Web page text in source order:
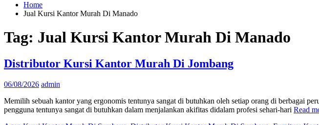
Home
Jual Kursi Kantor Murah Di Manado
Tag: Jual Kursi Kantor Murah Di Manado
Distributor Kursi Kantor Murah Di Jombang
06/08/2026 admin
Memilih sebuah kantor yang ergonomis tentunya sangat di butuhkan oleh setiap orang di berbagai
pengguna tentunya sangat di butuhkan dalam menjalankan akifitas didalam profesi sehari-hari Read